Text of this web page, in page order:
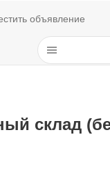
объявление
склад